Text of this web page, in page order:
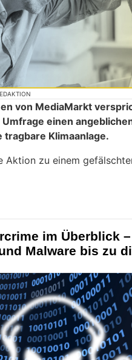
von MediaMarkt
einen
tragbare Klimaanlage.
Aktion zu einem
im Überblick
Malware bis zu